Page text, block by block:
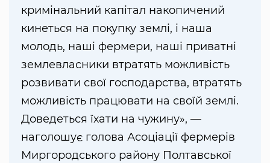
кримінальний капітал накопичений
кинеться на покупку землі, і наша
молодь, наші фермери, наші приватні
землевласники втратять можливість
розвивати свої господарства, втратять
можливість працювати на своїй землі.
Доведеться їхати на чужину», —
наголошує голова Асоціації фермерів
Миргородського району Полтавської